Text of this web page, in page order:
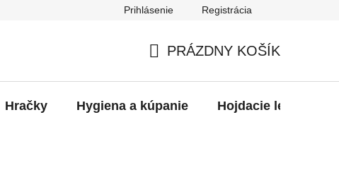
Prihlásenie Registrácia
KOŠÍK
PRÁZDNY KOŠÍK
Hračky Hygiena a kúpanie Hojdacie ležadlá